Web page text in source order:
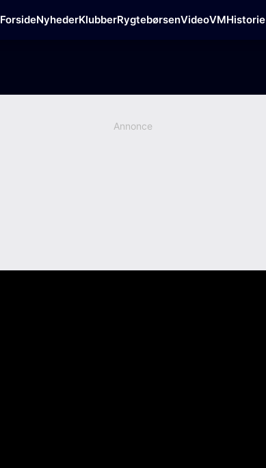
ForsideNyhederKlubberRygtebørsenVideoVMHistorie
Annonce